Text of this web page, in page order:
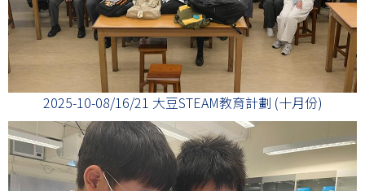
2025-10-08/16/21 大豆STEAM教育計劃 (十月份)